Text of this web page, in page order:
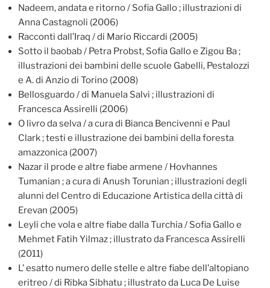
Nadeem, andata e ritorno / Sofia Gallo ; illustrazioni di
Anna Castagnoli (2006)
Racconti dall’Iraq / di Mario Riccardi (2005)
Sotto il baobab / Petra Probst, Sofia Gallo e Zigou Ba ;
illustrazioni dei bambini delle scuole Gabelli, Pestalozzi
e A. di Anzio di Torino (2008)
Bellosguardo / di Manuela Salvi ; illustrazioni di
Francesca Assirelli (2006)
O livro da selva / a cura di Bianca Bencivenni e Paul
Clark ; testi e illustrazione dei bambini della foresta
amazzonica (2007)
Nazar il prode e altre fiabe armene / Hovhannes
Tumanian ; a cura di Anush Torunian ; illustrazioni degli
alunni del Centro di Educazione Artistica della città di
Erevan (2005)
Leyli che vola e altre fiabe dalla Turchia / Sofia Gallo e
Mehmet Fatih Yilmaz ; illustrato da Francesca Assirelli
(2011)
L’ esatto numero delle stelle e altre fiabe dell’altopiano
eritreo / di Ribka Sibhatu ; illustrato da Luca De Luise